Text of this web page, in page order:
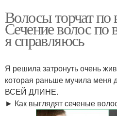
Волосы торчат по
Сечение волос по
я справляюсь
Я решила затронуть очень
которая раньше мучила меня
ВСЕЙ ДЛИНЕ.
► Как выглядят сеченые